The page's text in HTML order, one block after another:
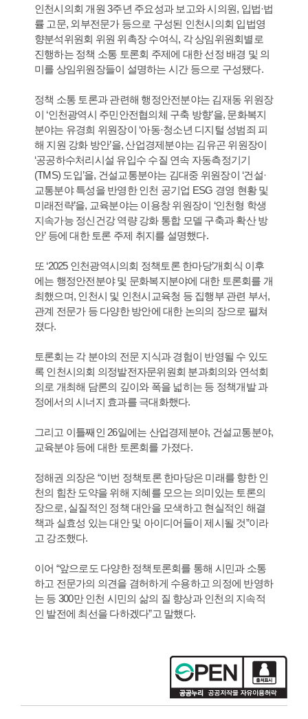
인천시의회 개원 3주년 주요성과 보고와 시의원, 입법·법
률 고문, 외부전문가 등으로 구성된 인천시의회 입법영
향분석위원회 위원 위촉장 수여식, 각 상임위원회별로
진행하는 정책 소통 토론회 주제에 대한 선정 배경 및 의
미를 상임위원장들이 설명하는 시간 등으로 구성됐다.
정책 소통 토론과 관련해 행정안전분야는 김재동 위원장
이 ‘인천광역시 주민안전협의체 구축 방향’을, 문화복지
분야는 유경희 위원장이 ‘아동·청소년 디지털 성범죄 피
해 지원 강화 방안’을, 산업경제분야는 김유곤 위원장이
‘공공하수처리시설 유입수 수질 연속 자동측정기기
(TMS) 도입’을, 건설교통분야는 김대중 위원장이 ‘건설·
교통분야 특성을 반영한 인천 공기업 ESG 경영 현황 및
미래전략’을, 교육분야는 이용창 위원장이 ‘인천형 학생
지속가능 정신건강 역량 강화 통합 모델 구축과 확산 방
안’ 등에 대한 토론 주제 취지를 설명했다.
또 ‘2025 인천광역시의회 정책토론 한마당’개회식 이후
에는 행정안전분야 및 문화복지분야에 대한 토론회를 개
최했으며, 인천시 및 인천시교육청 등 집행부 관련 부서,
관계 전문가 등 다양한 방안에 대한 논의의 장으로 펼쳐
졌다.
토론회는 각 분야의 전문 지식과 경험이 반영될 수 있도
록 인천시의회 의정발전자문위원회 분과회의와 연석회
의로 개최해 담론의 깊이와 폭을 넓히는 등 정책개발 과
정에서의 시너지 효과를 극대화했다.
그리고 이틀째인 26일에는 산업경제분야, 건설교통분야,
교육분야 등에 대한 토론회를 가졌다.
정해권 의장은 “이번 정책토론 한마당은 미래를 향한 인
천의 힘찬 도약을 위해 지혜를 모으는 의미있는 토론의
장으로, 실질적인 정책 대안을 모색하고 현실적인 해결
책과 실효성 있는 대안 및 아이디어들이 제시될 것”이라
고 강조했다.
이어 “앞으로도 다양한 정책토론회를 통해 시민과 소통
하고 전문가의 의견을 겸허하게 수용하고 의정에 반영하
는 등 300만 인천 시민의 삶의 질 향상과 인천의 지속적
인 발전에 최선을 다하겠다”고 말했다.